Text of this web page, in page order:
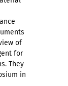
of
for
They
in